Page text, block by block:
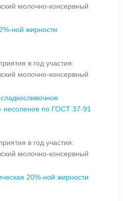
молочно-консервный
ной жирности
в год участия:
молочно-консервный
несоленое по ГОСТ 37-91
в год участия:
молочно-консервный
20%-ной жирности